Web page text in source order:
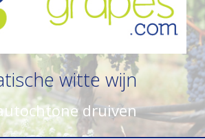
witte wijn
druiven